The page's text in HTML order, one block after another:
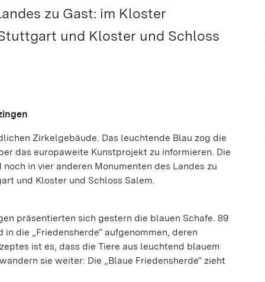
zu Gast: im Kloster
und Kloster und Schloss
Zirkelgebäude. Das leuchtende Blau zog die
das europaweite Kunstprojekt zu informieren. Die
in vier anderen Monumenten des Landes zu
und Kloster und Schloss Salem.
präsentierten sich gestern die blauen Schafe. 89
die „Friedensherde“ aufgenommen, deren
ist es, dass die Tiere aus leuchtend blauem
sie weiter: Die „Blaue Friedensherde“ zieht